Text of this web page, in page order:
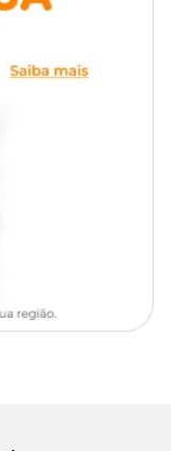
semanas de idade